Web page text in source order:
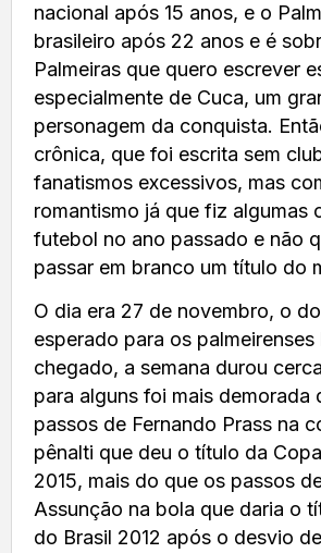
nacional após 15 anos, e o
brasileiro após 22 anos e é
Palmeiras que quero escrever
especialmente de Cuca, um
personagem da conquista.
crônica, que foi escrita sem
fanatismos excessivos, mas
romantismo já que fiz algumas
futebol no ano passado e não
passar em branco um título do
O dia era 27 de novembro, o
esperado para os palmeirenses
chegado, a semana durou
para alguns foi mais demorada
passos de Fernando Prass na
pênalti que deu o título da
2015, mais do que os passos
Assunção na bola que daria o
do Brasil 2012 após o desvio